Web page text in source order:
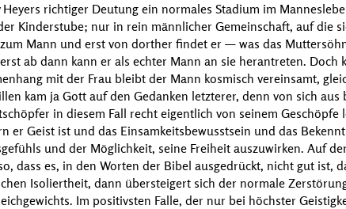
richtiger Deutung ein normales Stadium im
Kinderstube; nur in rein männlicher Gemeinschaft, auf die
Mann und erst von dorther findet er — was das
ab dann kann er als echter Mann an sie herantreten. Doch
mit der Frau bleibt der Mann kosmisch vereinsamt,
kam ja Gott auf den Gedanken letzterer, denn von sich aus
in diesem Fall recht eigentlich von seinem Geschöpfe
er Geist ist und das Einsamkeitsbewusstsein und das
und der Möglichkeit, seine Freiheit auszuwirken. Auf
dass es, in den Worten der Bibel ausgedrückt, nicht gut ist,
Isoliertheit, dann übersteigert sich der normale
Im positivsten Falle, der nur bei höchster